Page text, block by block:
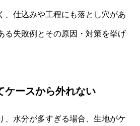
、仕込みや工程にも落とし穴があ
る失敗例とその原因・対策を挙げ
ケースから外れない
、水分が多すぎる場合、生地がケ